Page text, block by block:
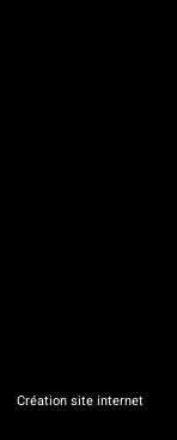
Création site internet